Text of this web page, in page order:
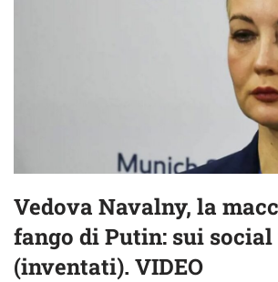
Vedova Navalny, la
fango di Putin: sui
(inventati). VIDEO